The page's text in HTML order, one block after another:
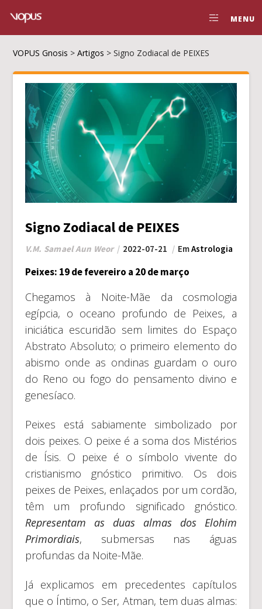
MENU
VOPUS Gnosis >Artigos >Signo Zodiacal de PEIXES
Signo Zodiacal de PEIXES
V.M. Samael Aun Weor 2022-07-21 EmAstrologia
Peixes: 19 de fevereiro a 20 de março
Chegamos à Noite-Mãe da cosmologia
egípcia, o oceano profundo de Peixes, a
iniciática escuridão sem limites do Espaço
Abstrato Absoluto; o primeiro elemento do
abismo onde as ondinas guardam o ouro
do Reno ou fogo do pensamento divino e
genesíaco.
Peixes está sabiamente simbolizado por
dois peixes. O peixe é a soma dos Mistérios
de Ísis. O peixe é o símbolo vivente do
cristianismo gnóstico primitivo. Os dois
peixes de Peixes, enlaçados por um cordão,
têm um profundo significado gnóstico.
Representam as duas almas dos Elohim
Primordiais, submersas nas águas
profundas da Noite-Mãe.
Já explicamos em precedentes capítulos
que o Íntimo, o Ser, Atman, tem duas almas: